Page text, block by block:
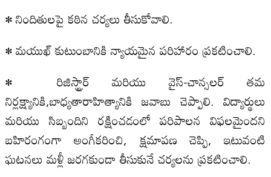
• నిందితులపై కఠిన చర్యలు తీసుకోవాలి.
• మయుఖ్ కుటుంబానికి న్యాయమైన పరిహారం ప్రకటించాలి.
• రిజిస్ట్రార్ మరియు వైస్-చాన్సలర్ తమ
నిర్లక్ష్యానికి,బాధ్యతారాహిత్యానికి జవాబు చెప్పాలి. విద్యార్థులు
మరియు సిబ్బందిని రక్షించడంలో పరిపాలన విఫలమైందని
బహిరంగంగా అంగీకరించి, క్షమాపణ చెప్పి, ఇటువంటి
ఘటనలు మళ్లీ జరగకుండా తీసుకునే చర్యలను ప్రకటించాలి.